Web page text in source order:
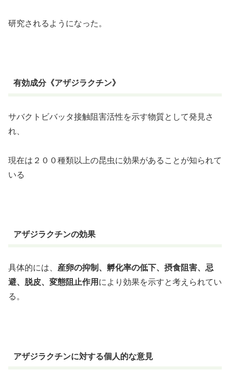
研究されるようになった。
有効成分《アザジラクチン》
サバクトビバッタ接触阻害活性を示す物質として発見さ
れ、
現在は２００種類以上の昆虫に効果があることが知られて
いる
アザジラクチンの効果
具体的には、 産卵の抑制、孵化率の低下、摂食阻害、忌
避、脱皮、変態阻止作用 により効果を示すと考えられてい
る。
アザジラクチンに対する個人的な意見